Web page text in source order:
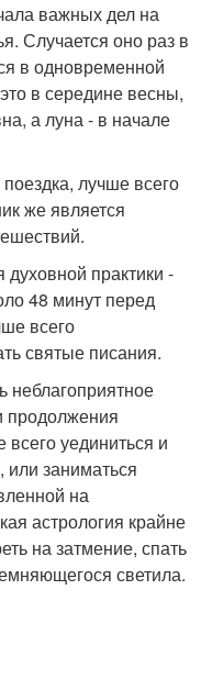
важных дел на
Случается оно раз в
в одновременной
в середине весны,
а луна - в начале
лучше всего
же является
практики -
48 минут перед
всего
святые писания.
неблагоприятное
продолжения
уединиться и
или заниматься
на
астрология крайне
на затмение, спать
светила.